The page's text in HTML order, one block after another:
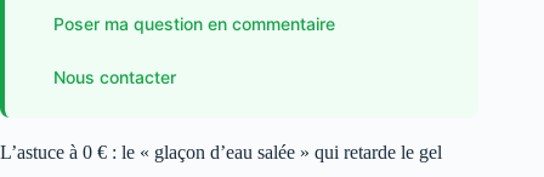
Poser ma question en commentaire
Nous contacter
L’astuce à 0 € : le « glaçon d’eau salée » qui retarde le gel